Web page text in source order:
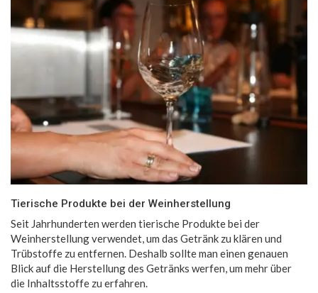
Tierische Produkte bei der Weinherstellung
Seit Jahrhunderten werden tierische Produkte bei der
Weinherstellung verwendet, um das Getränk zu klären und
Trübstoffe zu entfernen. Deshalb sollte man einen genauen
Blick auf die Herstellung des Getränks werfen, um mehr über
die Inhaltsstoffe zu erfahren.